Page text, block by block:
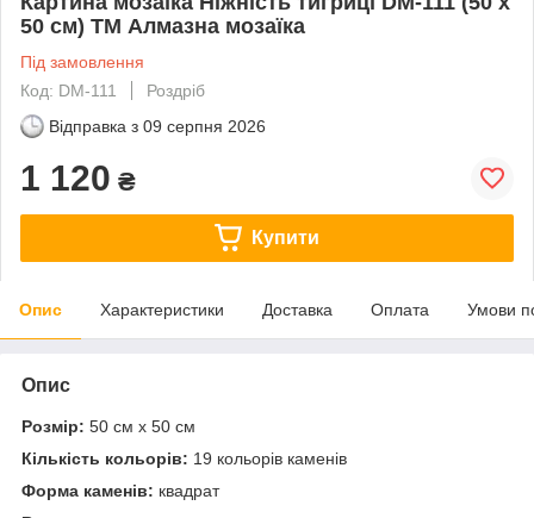
50 см) ТМ Алмазна мозаїка
Під замовлення
Код: DM-111
Роздріб
Відправка з 09 серпня 2026
1 120 ₴
Купити
Опис Характеристики Доставка Оплата Умови
Опис
Розмір: 50 см х 50 см
Кількість кольорів: 19 кольорів каменів
Форма каменів: квадрат